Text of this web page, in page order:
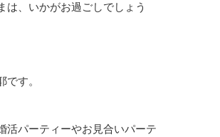
は、いかがお過ごしでしょう
す。
活パーティーやお見合いパーテ